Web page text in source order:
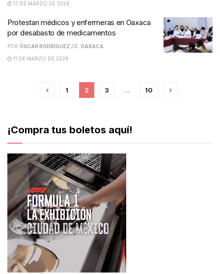
17 DE MARZO DE 2026
Protestan médicos y enfermeras en Oaxaca
por desabasto de medicamentos
POR ÓSCAR RODRÍGUEZ / C. OAXACA
11 DE MARZO DE 2026
1 2 3 … 10
¡Compra tus boletos aquí!